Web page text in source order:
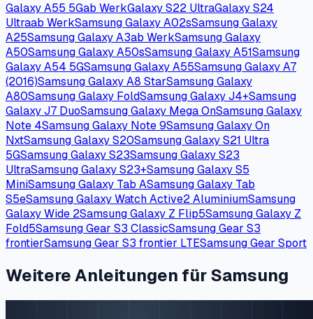
Galaxy A55 5Gab WerkGalaxy S22 UltraGalaxy S24
Ultraab WerkSamsung Galaxy A02sSamsung Galaxy
A25Samsung Galaxy A3ab WerkSamsung Galaxy
A50Samsung Galaxy A50sSamsung Galaxy A51Samsung
Galaxy A54 5GSamsung Galaxy A55Samsung Galaxy A7
(2016)Samsung Galaxy A8 StarSamsung Galaxy
A80Samsung Galaxy FoldSamsung Galaxy J4+Samsung
Galaxy J7 DuoSamsung Galaxy Mega OnSamsung Galaxy
Note 4Samsung Galaxy Note 9Samsung Galaxy On
NxtSamsung Galaxy S20Samsung Galaxy S21 Ultra
5GSamsung Galaxy S23Samsung Galaxy S23
UltraSamsung Galaxy S23+Samsung Galaxy S5
MiniSamsung Galaxy Tab ASamsung Galaxy Tab
S5eSamsung Galaxy Watch Active2 AluminiumSamsung
Galaxy Wide 2Samsung Galaxy Z Flip5Samsung Galaxy Z
Fold5Samsung Gear S3 ClassicSamsung Gear S3
frontierSamsung Gear S3 frontier LTESamsung Gear Sport
Weitere Anleitungen für Samsung